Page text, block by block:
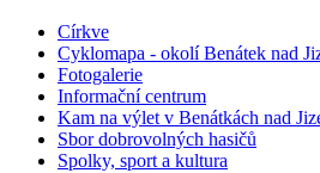
Církve
Cyklomapa - okolí Benátek nad
Fotogalerie
Informační centrum
Kam na výlet v Benátkách nad
Sbor dobrovolných hasičů
Spolky, sport a kultura